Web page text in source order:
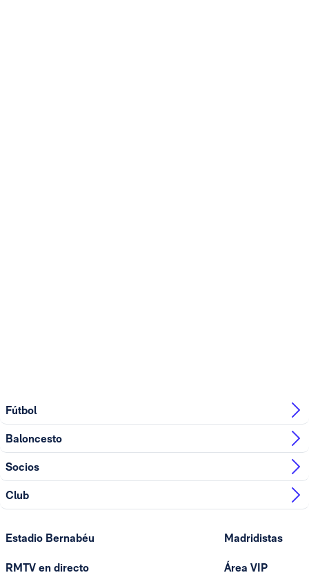
Fútbol
Baloncesto
Socios
Club
Estadio Bernabéu
RMTV en directo
Madridistas
Área VIP